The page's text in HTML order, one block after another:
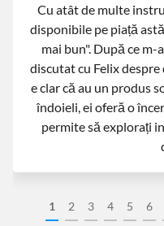
1 2 3 4 5 6
Cu atât de multe
disponibile pe piață
mai bun". După ce
discutat cu Felix
e clar că au un produs
îndoieli, ei oferă o
permite să explorați